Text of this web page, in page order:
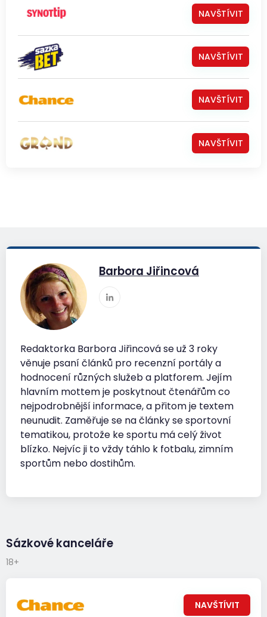
NAVŠTÍVIT
NAVŠTÍVIT
NAVŠTÍVIT
NAVŠTÍVIT
Barbora Jiřincová
Redaktorka Barbora Jiřincová se už 3 roky
věnuje psaní článků pro recenzní portály a
hodnocení různých služeb a platforem. Jejím
hlavním mottem je poskytnout čtenářům co
nejpodrobnější informace, a přitom je textem
neunudit. Zaměřuje se na články se sportovní
tematikou, protože ke sportu má celý život
blízko. Nejvíc ji to vždy táhlo k fotbalu, zimním
sportům nebo dostihům.
Sázkové kanceláře
18+
NAVŠTÍVIT